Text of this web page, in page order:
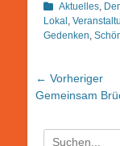
Kategorien
Aktuelles,
Lokal ,
Gedenken,
← Vorheriger
Vorheriger
Gemeinsam
Suchen